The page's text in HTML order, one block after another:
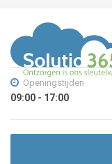
Openingstijden
09:00 - 17:00